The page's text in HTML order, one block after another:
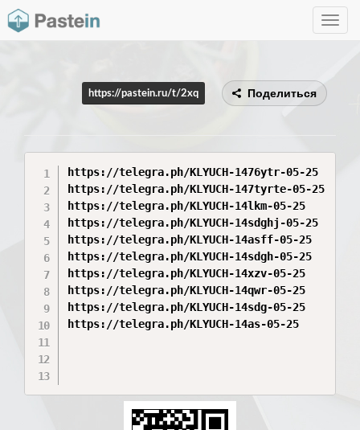
Toggle
https://pastein.ru/t/2xq Поделиться
https://telegra.ph/KLYUCH-1476ytr-05-25
https://telegra.ph/KLYUCH-147tyrte-05-25
https://telegra.ph/KLYUCH-14lkm-05-25
https://telegra.ph/KLYUCH-14sdghj-05-25
https://telegra.ph/KLYUCH-14asff-05-25
https://telegra.ph/KLYUCH-14sdgh-05-25
https://telegra.ph/KLYUCH-14xzv-05-25
https://telegra.ph/KLYUCH-14qwr-05-25
https://telegra.ph/KLYUCH-14sdg-05-25
https://telegra.ph/KLYUCH-14as-05-25